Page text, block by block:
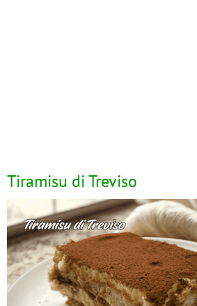
Tiramisu di Treviso